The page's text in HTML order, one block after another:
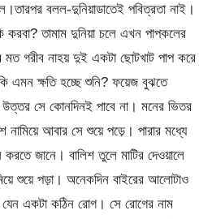
বলল-দুনিয়াডাতেই পবিত্রতা নাই।
তামাম দুনিয়া চলে এখন পাপকলের
মত গরীব নাহয় দুই একটা ছোটখাট পাপ করে
এমন ক্ষতি হচ্ছে শুনি? ফয়েজ বুঝতে
উত্তর সে কোনদিনই পাবে না। মনের ভিতর
নামিয়ে আবার সে শুয়ে পড়ে। পারার মধ্যে
জানে। বালিশ তুলে মাটির দেওয়ালে
শুয়ে পড়া। অনেকদিন বাইরের আলোটাও
একটা কঠিন রোগ। সে রোগের নাম